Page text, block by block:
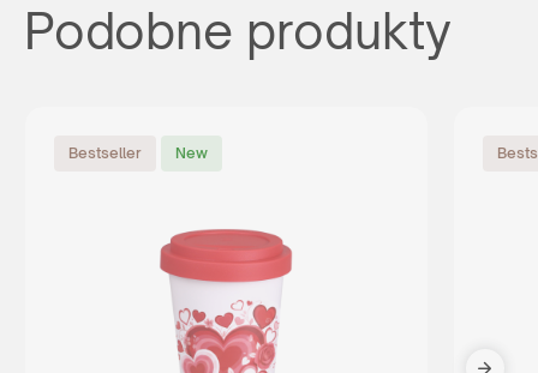
Podobne produkty
Bestseller New